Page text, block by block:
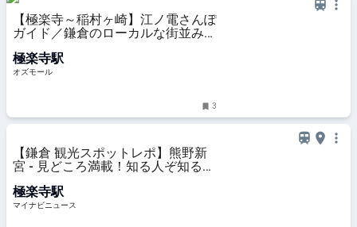
【極楽寺～稲村ヶ崎】江ノ電さんぽ
ガイド／鎌倉のローカルな街並みに
見 - OZmall
極楽寺駅
オズモール
3
【鎌倉 観光スポットレポ】熊野新
宮 - 見どころ満載！知る人ぞ知る
極楽寺駅
マイナビニュース